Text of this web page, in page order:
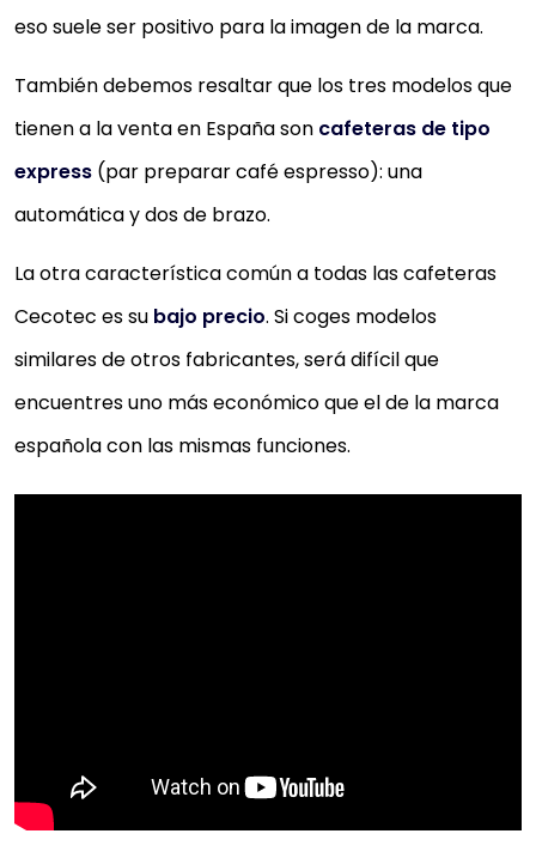
eso suele ser positivo para la imagen de la marca.
También debemos resaltar que los tres modelos que
tienen a la venta en España son cafeteras de tipo
express (par preparar café espresso): una
automática y dos de brazo.
La otra característica común a todas las cafeteras
Cecotec es su bajo precio. Si coges modelos
similares de otros fabricantes, será difícil que
encuentres uno más económico que el de la marca
española con las mismas funciones.